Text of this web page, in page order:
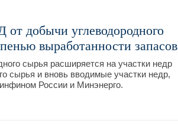
добычи углеводородного
выработанности запасов
сырья расширяется на участки недр
сырья и вновь вводимые участки недр,
России и Минэнерго.